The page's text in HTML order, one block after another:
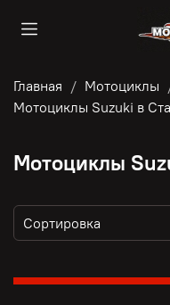
Главная Мотоциклы
Мотоциклы Suzuki в
Мотоциклы